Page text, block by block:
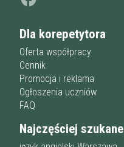
Dla korepetytora
Oferta współpracy
Cennik
Promocja i reklama
Ogłoszenia uczniów
FAQ
Najczęściej szukane